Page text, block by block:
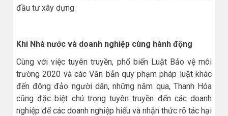
đầu tư xây dựng.
Khi Nhà nước và doanh nghiệp cùng hành động
Cùng với việc tuyên truyền, phổ biến Luật Bảo vệ môi
trường 2020 và các Văn bản quy phạm pháp luật khác
đến đông đảo người dân, những năm qua, Thanh Hóa
cũng đặc biệt chú trọng tuyên truyền đến các doanh
nghiệp để các doanh nghiệp hiểu và nhận thức rõ tác hại